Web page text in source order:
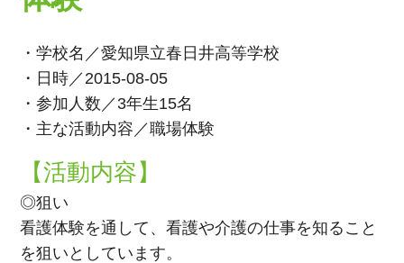
・学校名／愛知県立春日井高等学校
・日時／2015-08-05
・参加人数／3年生15名
・主な活動内容／職場体験
【活動内容】
◎狙い
看護体験を通して、看護や介護の仕事を知ること
を狙いとしています。